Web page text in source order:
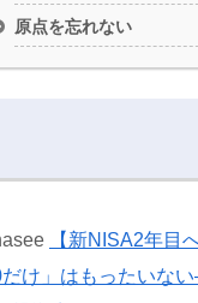
原点を忘れない
【新NISA2年目
け」はもったいな